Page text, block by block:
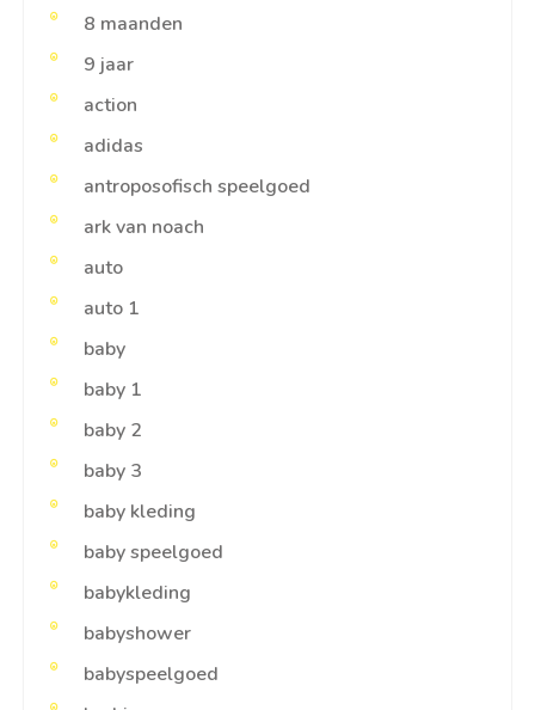
8 maanden
9 jaar
action
adidas
antroposofisch speelgoed
ark van noach
auto
auto 1
baby
baby 1
baby 2
baby 3
baby kleding
baby speelgoed
babykleding
babyshower
babyspeelgoed